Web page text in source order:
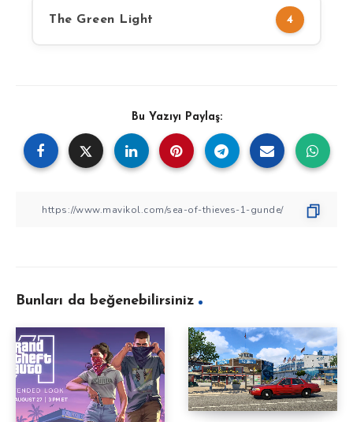
The Green Light 4
Bu Yazıyı Paylaş:
Bunları da beğenebilirsiniz